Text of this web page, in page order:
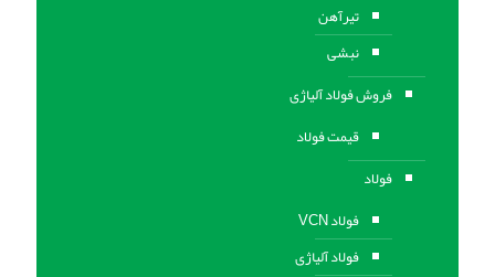
تیرآهن
نبشی
فروش فولاد آلیاژی
قیمت فولاد
فولاد
فولاد VCN
فولاد آلیاژی